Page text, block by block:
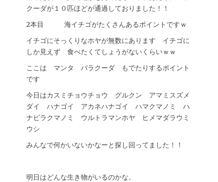
クーダが１０匹ほどが通過しておりました！！
2本目 海イチゴがたくさんあるポイントですｗ
イチゴにそっくりなホヤが無数にあります イチゴに
しか見えず 食べたくてしょうがないくらいｗｗ
ここは マンタ バラクーダ もでたりするポイント
です
今日はカスミチョウチョウ グルクン アマミスズメ
ダイ ハナゴイ アカネハナゴイ ハマクマノミ ハ
ナビラクマノミ ウルトラマンホヤ ヒメマダラウミ
ウシ
みんなで何かいないかなーと探し回ってました！！
明日はどんな生き物がいるのかな。